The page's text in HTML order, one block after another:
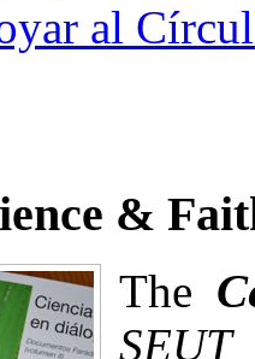
al
&
The